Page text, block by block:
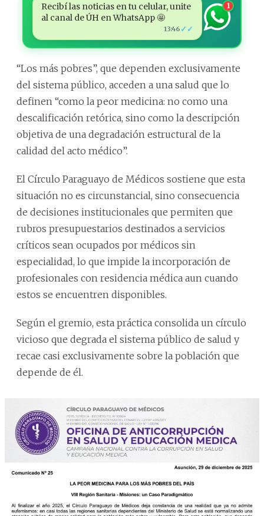
Recibí las noticias en tu celular, unite
al canal de ÚH en WhatsApp 🤩
13:46 ✓✓
1
“Los más pobres”, que dependen exclusivamente
del sistema público, acceden a una salud que lo
definen “como la peor medicina: no como una
descalificación retórica, sino como la descripción
objetiva de una degradación estructural de la
calidad del acto médico”.
El Círculo Paraguayo de Médicos sostiene que esta
situación no es circunstancial, sino consecuencia
de decisiones institucionales que permiten que
rubros presupuestarios destinados a servicios
críticos sean ocupados por médicos sin
especialidad, lo que impide la incorporación de
profesionales con residencia médica aun cuando
estos se encuentren disponibles.
Según el gremio, esta práctica consolida un círculo
vicioso que degrada el sistema público de salud y
recae casi exclusivamente sobre la población que
depende de él.